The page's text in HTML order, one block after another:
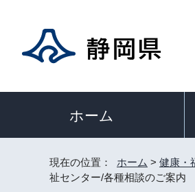
ホーム
現在の位置： ホーム > 健康・
祉センター/各種相談のご案内